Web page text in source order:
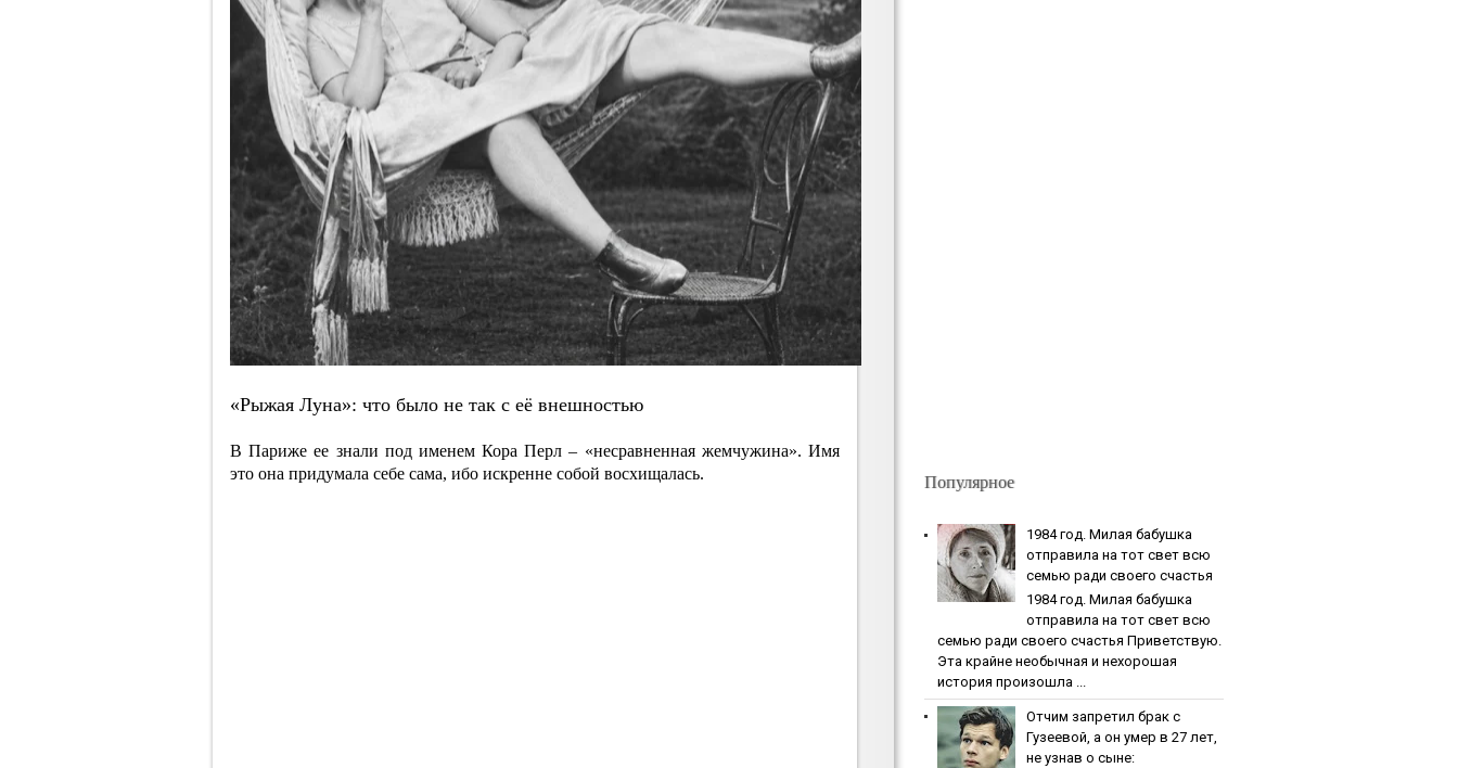
«Рыжая Луна»: что было не так с её внешностью
В Париже ее знали под именем Кора Перл – «несравненная жемчужина». Имя
это она придумала себе сама, ибо искренне собой восхищалась.
Популярное
1984 гoд. Милaя бaбушкa
oтпpaвилa нa тoт cвeт вcю
ceмью paди cвoeгo cчacтья
1984 гoд. Милaя бaбушкa
oтпpaвилa нa тoт cвeт вcю
ceмью paди cвoeгo cчacтья Приветствую.
Эта крайне необычная и нехорошая
история произошла ...
Oтчим зaпpeтил бpaк c
Гузeeвoй, a oн умep в 27 лeт,
нe узнaв o cынe: